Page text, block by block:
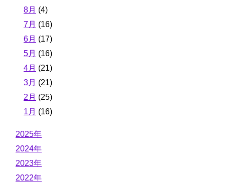
8月 (4)
7月 (16)
6月 (17)
5月 (16)
4月 (21)
3月 (21)
2月 (25)
1月 (16)
2025年
2024年
2023年
2022年